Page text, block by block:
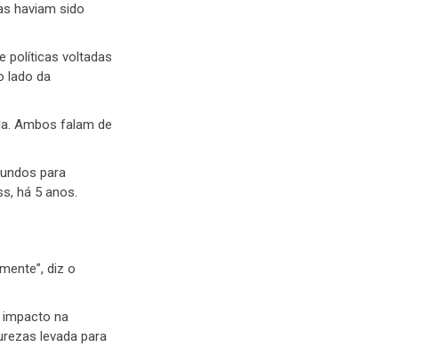
haviam sido
políticas voltadas
lado da
Ambos falam de
para
há 5 anos.
diz o
na
levada para